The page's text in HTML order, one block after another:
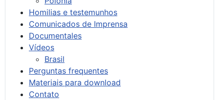
Homilias e testemunhos
Comunicados de Imprensa
Documentales
Vídeos
Brasil
Perguntas frequentes
Materiais para download
Contato